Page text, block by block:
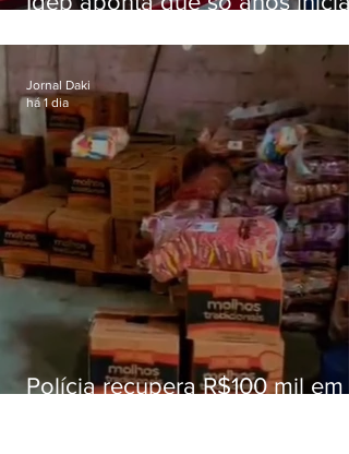
educação
Polícia recupera R$100 mil em
Jornal Daki
há 1 dia